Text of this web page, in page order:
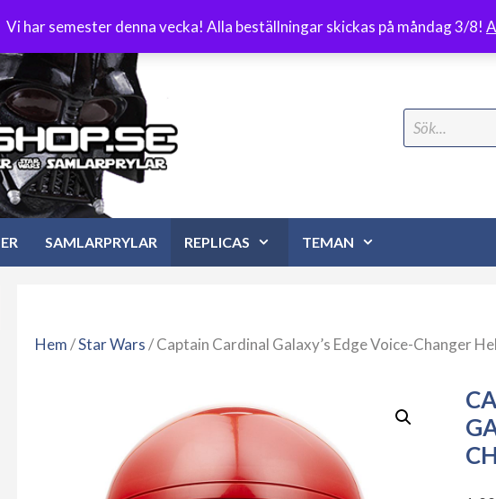
Vi har semester denna vecka! Alla beställningar skickas på måndag 3/8!
30 dagar Frakt 89 kr
Search
for:
SAMLARPRYLAR REPLICAS TEMAN
Hem/Star Wars/ Captain Cardinal Galaxy’s Edge Voice-Changer